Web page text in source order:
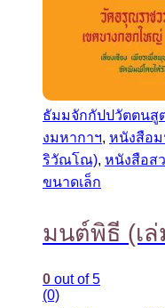
ธัมมจักกัปปวัตตนสู
งมหากาฯ, หนังสือม
ริวัณโณ), หนังสือส
ขนาดเล็ก
มนต์พิธี (เล่
0 out of 5
(0)